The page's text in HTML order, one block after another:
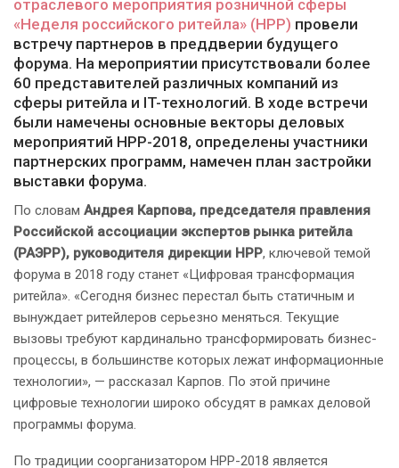
отраслевого мероприятия розничной сферы
«Неделя российского ритейла» (НРР) провели
встречу партнеров в преддверии будущего
форума. На мероприятии присутствовали более
60 представителей различных компаний из
сферы ритейла и IT-технологий. В ходе встречи
были намечены основные векторы деловых
мероприятий НРР-2018, определены участники
партнерских программ, намечен план застройки
выставки форума.
По словам Андрея Карпова, председателя правления
Российской ассоциации экспертов рынка ритейла
(РАЭРР), руководителя дирекции НРР, ключевой темой
форума в 2018 году станет «Цифровая трансформация
ритейла». «Сегодня бизнес перестал быть статичным и
вынуждает ритейлеров серьезно меняться. Текущие
вызовы требуют кардинально трансформировать бизнес-
процессы, в большинстве которых лежат информационные
технологии», — рассказал Карпов. По этой причине
цифровые технологии широко обсудят в рамках деловой
программы форума.
По традиции соорганизатором НРР-2018 является